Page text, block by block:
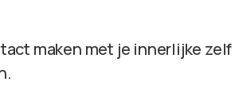
maken met je innerlijke zelf